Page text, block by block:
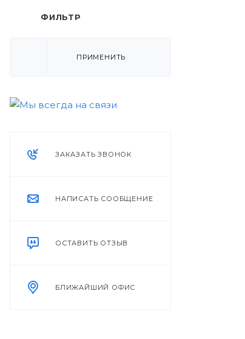
ФИЛЬТР
ПРИМЕНИТЬ
ЗАКАЗАТЬ ЗВОНОК
НАПИСАТЬ СООБЩЕНИЕ
ОСТАВИТЬ ОТЗЫВ
БЛИЖАЙШИЙ ОФИС